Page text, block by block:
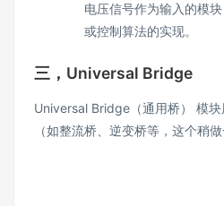
电压信号作为输入的模
或控制算法的实现。
三，Universal Bridge
Universal Bridge（通用桥） 模
（如整流桥、逆变桥等，这个稍做